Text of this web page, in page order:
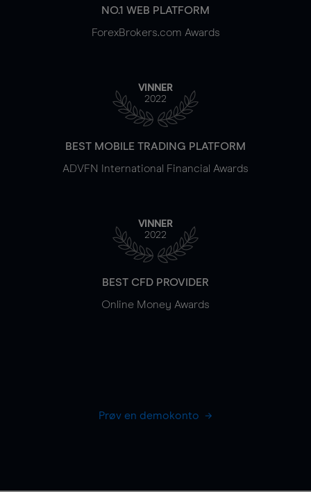
NO.1 WEB PLATFORM
ForexBrokers.com Awards
VINNER
2022
BEST MOBILE TRADING PLATFORM
ADVFN International Financial Awards
VINNER
2022
BEST CFD PROVIDER
Online Money Awards
Prøv en demokonto